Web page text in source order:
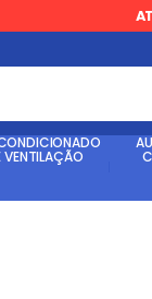
VENTILAÇÃO